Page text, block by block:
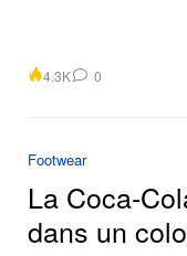
4.3K 0
Footwear
La
dans un